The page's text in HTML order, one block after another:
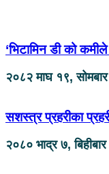
‘भिटामिन डी को
२०८२ माघ १९,
सशस्त्र प्रहरीका
२०८० भाद्र ७,